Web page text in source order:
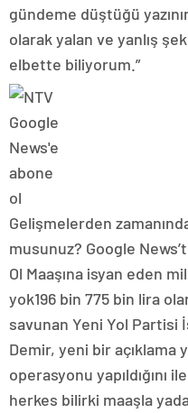
gündeme düştüğü
olarak yalan ve yanlış
elbette biliyorum.”
Gelişmelerden
musunuz? Google
Ol Maaşına isyan eden
yok196 bin 775 bin lira
savunan Yeni Yol Partisi
Demir, yeni bir açıklama
operasyonu yapıldığını
herkes bilirki maaşla